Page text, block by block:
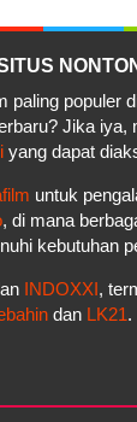
paling populer
Jika iya,
yang dapat
untuk
, di mana
kebutuhan
INDOXXI,
dan LK21.